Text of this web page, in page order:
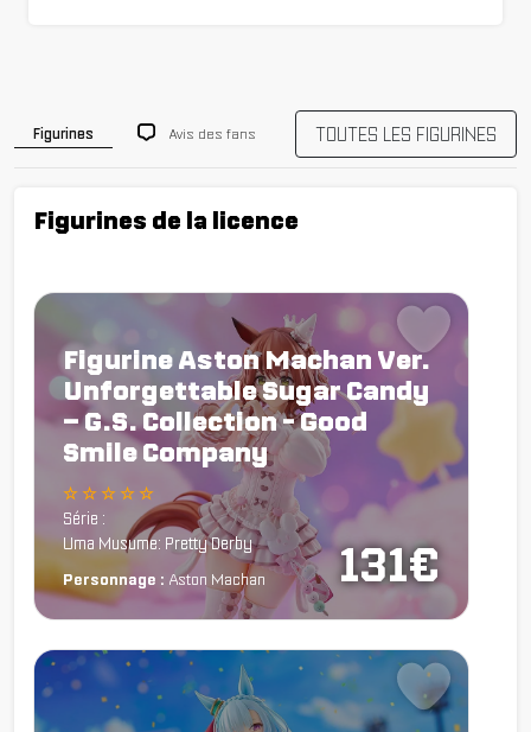
Figurines Avis des fans TOUTES LES FIGURINES
Figurines de la licence
131€
Figurine Aston Machan Ver.
Unforgettable Sugar Candy
– G.S. Collection - Good
Smile Company
☆ ☆ ☆ ☆ ☆
Série :
Uma Musume: Pretty Derby
Personnage : Aston Machan